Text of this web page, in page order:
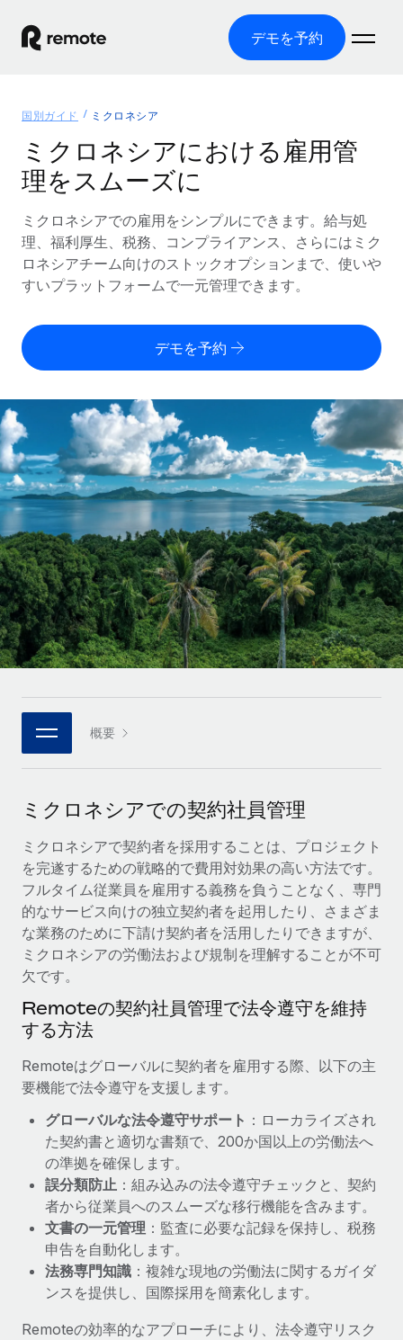
デモを予約
グローバル雇用
グローバル給与処理
コンプライアンス対応の給与処理を手軽に
Employer of Record（EOR）
グローバル展開をコストをかけずに実現
Contractor of Record
世界中の契約社員と法令を遵守して契約
世界中の契約社員をオンボーディングし、管理
PEO
複雑な雇用関連業務を外部委託
インフラ
Remote統合
人事機能をワークフローにシームレスに統合する
プラットフォーム
チームのための人事の基本機能を内蔵
接続 新しい
当社のMCPを使用して、あらゆるAIツールをRemoteに接続
統合
基本的なビジネスツールを活用して業務プロセスを効率化す
専門家に相談
グローバル人事・コンプライアンスの専門サポート
バックグラウンドチェック
候補者の選考プロセスをシンプルに
コンプライアンスリスクを先回りして対応
ITデバイスを世界規模で提供・管理
法人設立
法令順守した法人をスピーディに設立
移住・転勤
従業員の異動をスムーズに
福利厚生
従業員の福利厚生を簡単に管理
ソリューション
各国の制度に対応
国別ガイド
/国別のグローバル雇用支援を検索する
Remoteを他社と比較
成長の段階
スタートアップ
成長中の企業向けのアジャイルなグローバルHR・給与処理ソ
ミッドマーケット
カスタマイズされた人事ソリューションでチームを拡大する
企業
大企業向けのグローバルHR
パートナーに登録
戦略的テクノロジーパートナー
グローバルな人事機能を柔軟に自社プラットフォームへ統合
当社とのパートナーシップの可能性を検討する
Remote Build 近日リリース予定
統合とAI自動化に関するコンサルティング
活用事例
Reverse Tech、契約社員管理と給与処理でRemote
と戦略的提携
Reverse Techの概要 健康とウェルネスのスタートアップである
Reverse...
詳細を見る
AIのパイオニアであるWeaviateは、Remoteを使
い、どのようにしてワークフォースを120%に増やした
のか
Weaviateの概要...
詳細を見る
リソース
ツールと計算ツール
従業員コスト計算ツール
契約社員の報酬計算ツール
グローバルな契約社員向けに、通貨オプションと支払スピー
ドを確認する
REMOTEで学習
リサーチおよびガイド
活用事例
HR用語集
チェックリストおよびテンプレート
職務内容ライブラリ
ウェビナー
イベント
ニュースルーム
給与・人材情報
情報センター
サポートを依頼する
すべてのリソースを表示する
ブログ
グローバル給与処理
EORおよびPEO
契約社員管理
税務
ブログを読む
ブログ
Remoteの製品アップデート：GustoとXeroの統合お
プラス）
価格
English
Nederlands
Français
Deutsch
Español
Italiano
Português (Portugal)
日本語
한국어
ログイン
国別ガイド ミクロネシア
ミクロネシアにおける雇用管
理をスムーズに
ミクロネシアでの雇用をシンプルにできます。給与処
理、福利厚生、税務、コンプライアンス、さらにはミク
ロネシアチーム向けのストックオプションまで、使いや
すいプラットフォームで一元管理できます。
デモを予約
概要
ミクロネシアでの契約社員管理
ミクロネシアで契約者を採用することは、プロジェクト
を完遂するための戦略的で費用対効果の高い方法です。
フルタイム従業員を雇用する義務を負うことなく、専門
的なサービス向けの独立契約者を起用したり、さまざま
な業務のために下請け契約者を活用したりできますが、
ミクロネシアの労働法および規制を理解することが不可
欠です。
Remoteの契約社員管理で法令遵守を維持
する方法
Remoteはグローバルに契約者を雇用する際、以下の主
要機能で法令遵守を支援します。
グローバルな法令遵守サポート ：ローカライズされ
た契約書と適切な書類で、200か国以上の労働法へ
の準拠を確保します。
誤分類防止 ：組み込みの法令遵守チェックと、契約
者から従業員へのスムーズな移行機能を含みます。
文書の一元管理 ：監査に必要な記録を保持し、税務
申告を自動化します。
法務専門知識 ：複雑な現地の労働法に関するガイダ
ンスを提供し、国際採用を簡素化します。
Remoteの効率的なアプローチにより、法令遵守リスク